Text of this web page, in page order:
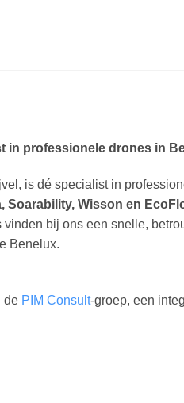
in professionele drones in
is dé specialist in
Soarability, Wisson en
bij ons een snelle,
Benelux.
de PIM Consult-groep, een